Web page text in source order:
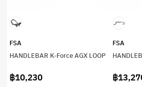
FSA
HANDLEBAR K-Force AGX LOOP
฿10,230
FSA
฿